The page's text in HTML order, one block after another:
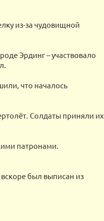
из-за чудовищной
Эрдинг – участвовало
что началось
Солдаты приняли их
патронами.
был выписан из